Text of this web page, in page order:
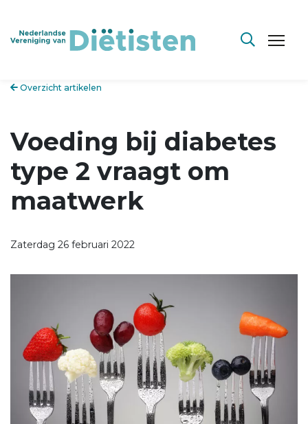
Overzicht artikelen
Voeding bij diabetes
type 2 vraagt om
maatwerk
Zaterdag 26 februari 2022